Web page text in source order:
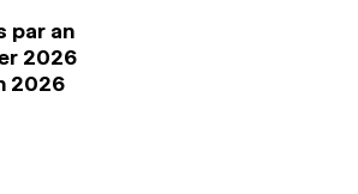
par an
2026
2026